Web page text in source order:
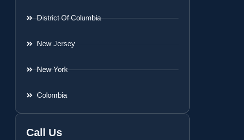
District Of Columbia
New Jersey
New York
Colombia
Call Us